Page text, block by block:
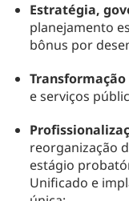
Estratégia,
planejamento
bônus por
e serviços
reorganização
estágio
Unificado e